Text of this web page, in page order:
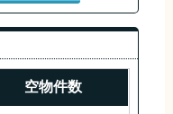
空物件数